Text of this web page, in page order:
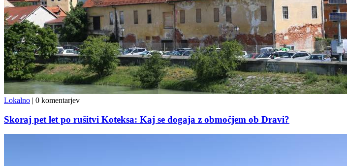
Lokalno | 0 komentarjev
Skoraj pet let po rušitvi Koteksa: Kaj se dogaja z območjem ob Dravi?